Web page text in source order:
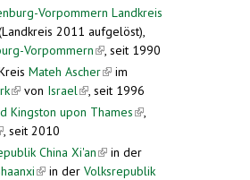
Landkreis
is external)2011 aufgelöst),
Vorpommern(link is external)
, seit 1990
Mateh Ascher(link is
external)
im
(link is external)
von Israel(link is external)
, seit 1996
Kingston upon Thames(link is
,
is external)
, seit 2010
Xi'an(link is external)
in der
(link is external)
in der Volksrepublik